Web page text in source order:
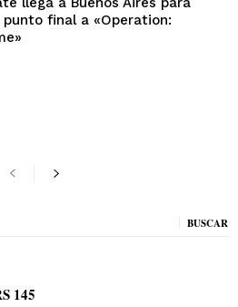
punto final a «Operation:
145